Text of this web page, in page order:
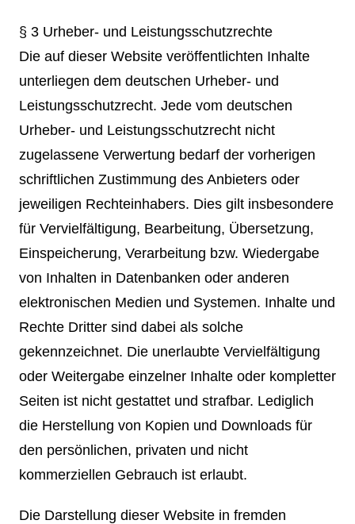
§ 3 Urheber- und Leistungsschutzrechte
Die auf dieser Website veröffentlichten Inhalte
unterliegen dem deutschen Urheber- und
Leistungsschutzrecht. Jede vom deutschen
Urheber- und Leistungsschutzrecht nicht
zugelassene Verwertung bedarf der vorherigen
schriftlichen Zustimmung des Anbieters oder
jeweiligen Rechteinhabers. Dies gilt insbesondere
für Vervielfältigung, Bearbeitung, Übersetzung,
Einspeicherung, Verarbeitung bzw. Wiedergabe
von Inhalten in Datenbanken oder anderen
elektronischen Medien und Systemen. Inhalte und
Rechte Dritter sind dabei als solche
gekennzeichnet. Die unerlaubte Vervielfältigung
oder Weitergabe einzelner Inhalte oder kompletter
Seiten ist nicht gestattet und strafbar. Lediglich
die Herstellung von Kopien und Downloads für
den persönlichen, privaten und nicht
kommerziellen Gebrauch ist erlaubt.
Die Darstellung dieser Website in fremden